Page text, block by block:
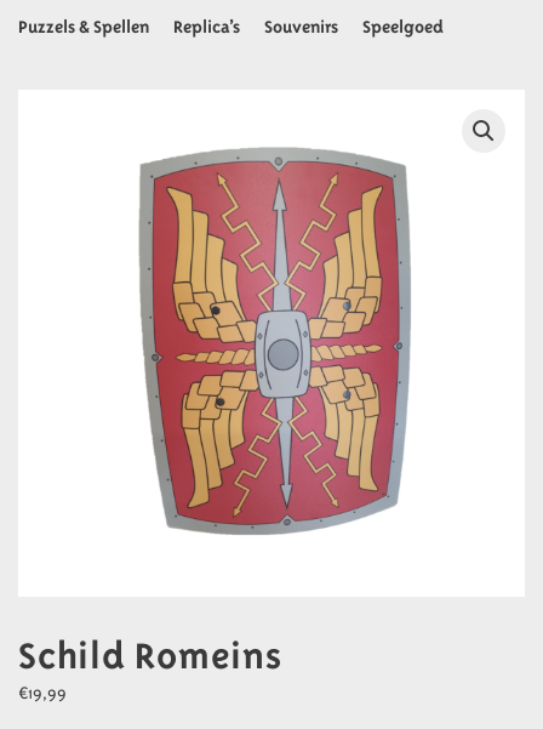
Puzzels & Spellen
Replica’s Souvenirs Speelgoed
Schild Romeins
€19,99